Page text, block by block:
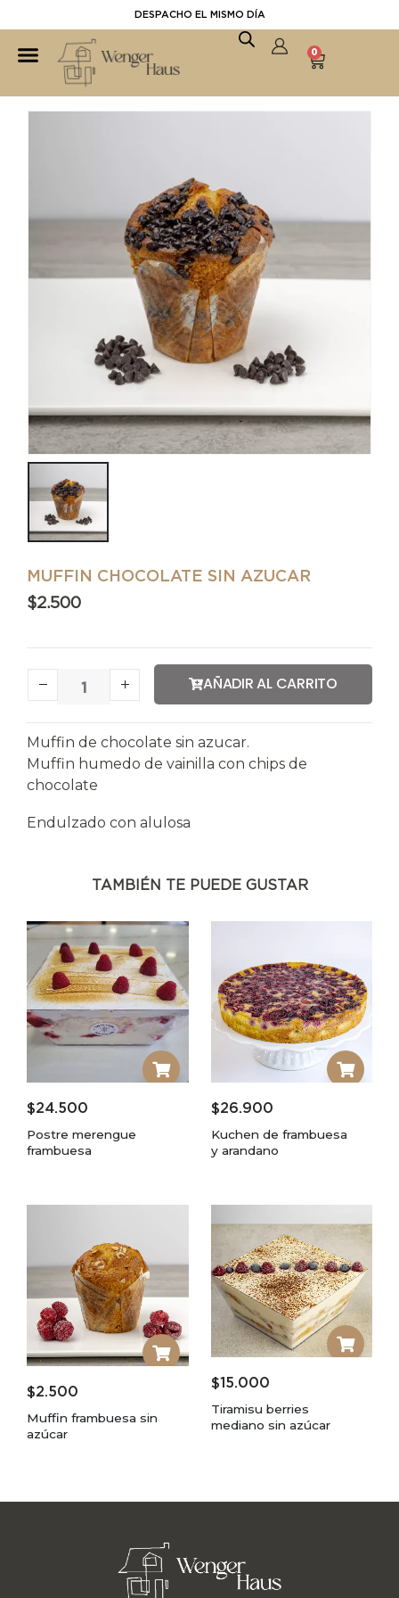
DESPACHO EL MISMO DÍA
0
MUFFIN CHOCOLATE SIN AZUCAR
$2.500
AÑADIR AL CARRITO
Muffin de chocolate sin azucar.
Muffin humedo de vainilla con chips de
chocolate
Endulzado con alulosa
TAMBIÉN TE PUEDE GUSTAR
$24.500
Postre merengue
frambuesa
$26.900
Kuchen de frambuesa
y arandano
$2.500
Muffin frambuesa sin
azúcar
$15.000
Tiramisu berries
mediano sin azúcar